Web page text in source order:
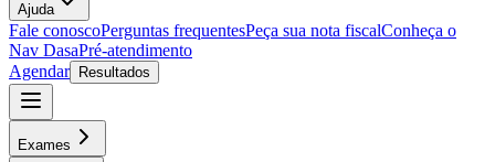
Ajuda
Fale conoscoPerguntas frequentesPeça sua nota fiscalConheça o
Nav DasaPré-atendimento
Agendar
Resultados
Exames